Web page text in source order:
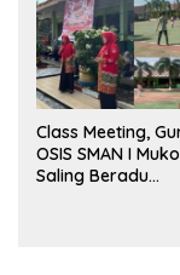
Class Meeting,
OSIS SMAN I
Saling Beradu